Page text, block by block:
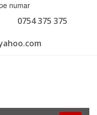
numar
0754 375 375